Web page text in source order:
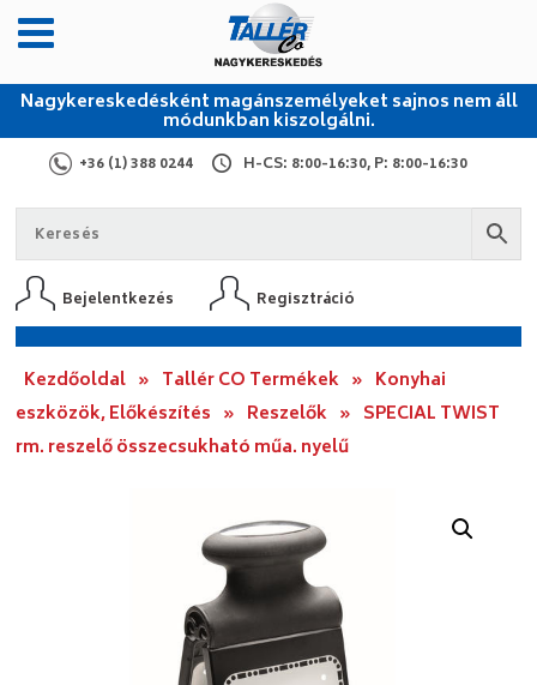
Nagykereskedésként magánszemélyeket sajnos nem áll
módunkban kiszolgálni.
+36 (1) 388 0244 H-CS: 8:00-16:30, P: 8:00-16:30
Bejelentkezés Regisztráció
Kezdőoldal » Tallér CO Termékek » Konyhai
eszközök, Előkészítés » Reszelők » SPECIAL TWIST
rm. reszelő összecsukható műa. nyelű